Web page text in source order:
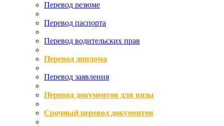
Перевод резюме
Перевод паспорта
Перевод водительских прав
Перевод диплома
Перевод заявления
Перевод документов для визы
Срочный перевод документов